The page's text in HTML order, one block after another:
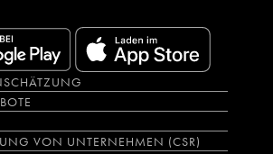
VON UNTERNEHMEN (CSR)